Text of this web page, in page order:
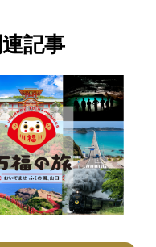
記事